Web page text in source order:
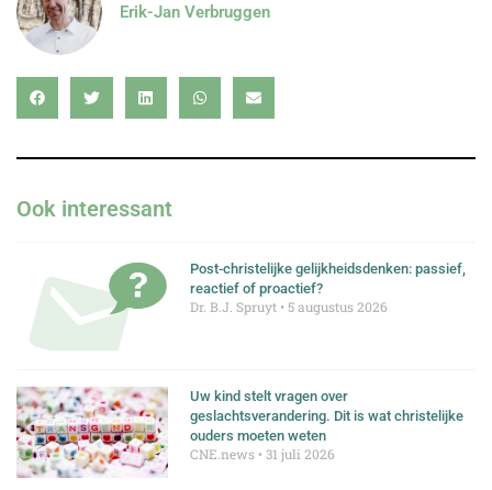
Erik-Jan Verbruggen
Ook interessant
Post-christelijke gelijkheidsdenken: passief,
reactief of proactief?
Dr. B.J. Spruyt 5 augustus 2026
Uw kind stelt vragen over
geslachtsverandering. Dit is wat christelijke
ouders moeten weten
CNE.news 31 juli 2026